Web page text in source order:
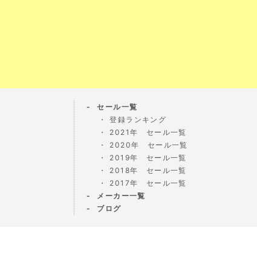
セール一覧
登録ランキング
2021年 セール一覧
2020年 セール一覧
2019年 セール一覧
2018年 セール一覧
2017年 セール一覧
メーカー一覧
ブログ